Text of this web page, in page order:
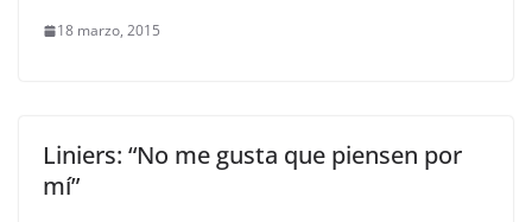
18 marzo, 2015
Liniers: “No me gusta que piensen por
mí”